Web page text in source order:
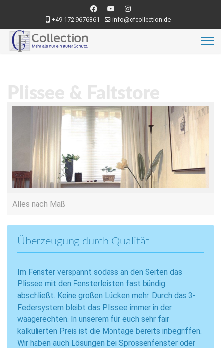
+49 172 9676861 info@cfcollection.de
Plissee & Faltstore
Alles nach Maß
Überzeugung durch Qualität
Im Fenster verspannt sodass an den Seiten das
Plissee mit den Fensterleisten fast bündig
abschließt. Keine großen Lücken mehr. Durch das 3-
Federsystem bleibt das Plissee immer in der
waagerechten. In unserem für euch sehr fair
kalkulierten Preis ist die Montage bereits inbegriffen.
Wir haben auch Lösungen bei Sprossenfenster oder